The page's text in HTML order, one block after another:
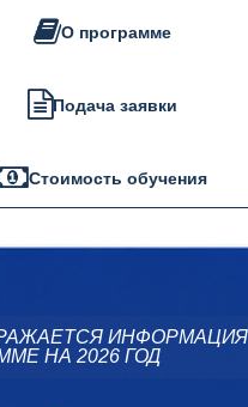
О программе
Подача заявки
Стоимость обучения
НА 2026 ГОД